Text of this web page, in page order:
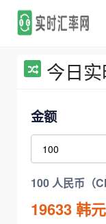
今日
金额
100 人民币（
19633韩